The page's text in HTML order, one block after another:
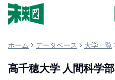
ホーム データベース 大学一覧
高千穂大学 人間科学部